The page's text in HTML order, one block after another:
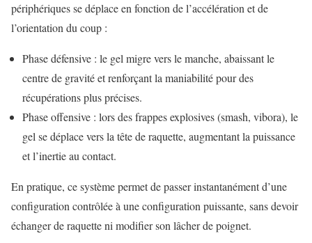
périphériques se déplace en fonction de l’accélération et de
l’orientation du coup :
Phase défensive : le gel migre vers le manche, abaissant le
centre de gravité et renforçant la maniabilité pour des
récupérations plus précises.
Phase offensive : lors des frappes explosives (smash, vibora), le
gel se déplace vers la tête de raquette, augmentant la puissance
et l’inertie au contact.
En pratique, ce système permet de passer instantanément d’une
configuration contrôlée à une configuration puissante, sans devoir
échanger de raquette ni modifier son lâcher de poignet.